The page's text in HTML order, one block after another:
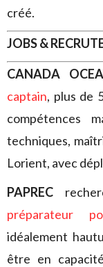
créé.
JOBS &
CANADA
captain, plus de
compétences
techniques,
Lorient, avec
PAPREC
préparateur
idéalement
être en